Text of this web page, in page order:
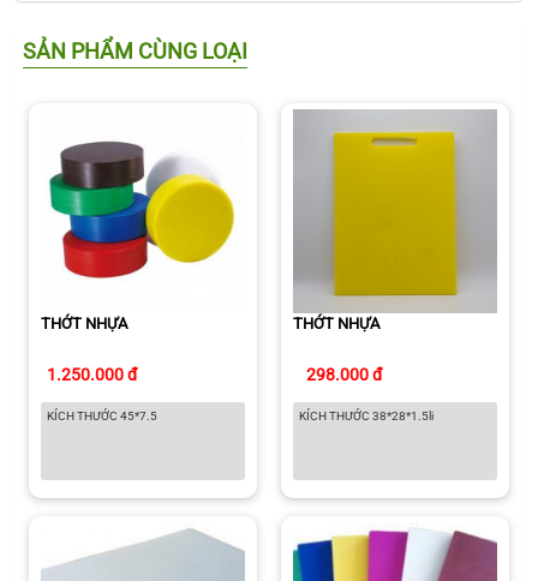
SẢN PHẨM CÙNG LOẠI
THỚT NHỰA
1.250.000 đ
KÍCH THƯỚC 45*7.5
THỚT NHỰA
298.000 đ
KÍCH THƯỚC 38*28*1.5li